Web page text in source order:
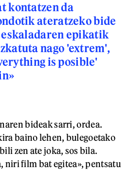
kontatzen da
ateratzeko bide
eskaladaren epikatik
nago 'extrem',
is posible'
bideak sarri, ordea.
baino lehen, bulegoetako
zen ate joka, sos bila.
niri film bat egitea», pentsatu